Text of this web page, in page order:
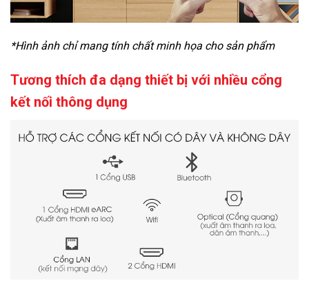
*Hình ảnh chỉ mang tính chất minh họa cho sản phẩm
Tương thích đa dạng thiết bị với nhiều cổng
kết nối thông dụng